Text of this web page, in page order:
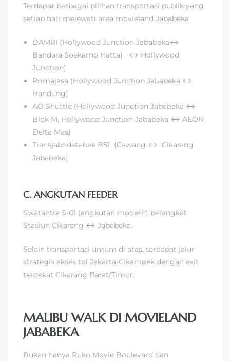
Terdapat berbagai pilihan transportasi publik yang
setiap hari melewati area movieland Jababeka
DAMRI (Hollywood Junction Jababeka↔
Bandara Soekarno Hatta) ↔ Hollywood
Junction)
Primajasa (Hollywood Junction Jababeka ↔
Bandung)
AO Shuttle (Hollywood Junction Jababeka ↔
Blok M, Hollywood Junction Jababeka ↔ AEON
Delta Mas)
Transjabodetabek B51 (Cawang ↔ Cikarang
Jababeka)
C. ANGKUTAN FEEDER
Swatantra S-01 (angkutan modern) berangkat
Stasiun Cikarang ↔ Jababeka.
Selain transportasi umum di atas, terdapat jalur
strategis akses tol Jakarta-Cikampek dengan exit
terdekat Cikarang Barat/Timur.
MALIBU WALK DI MOVIELAND
JABABEKA
Bukan hanya Ruko Movie Boulevard dan